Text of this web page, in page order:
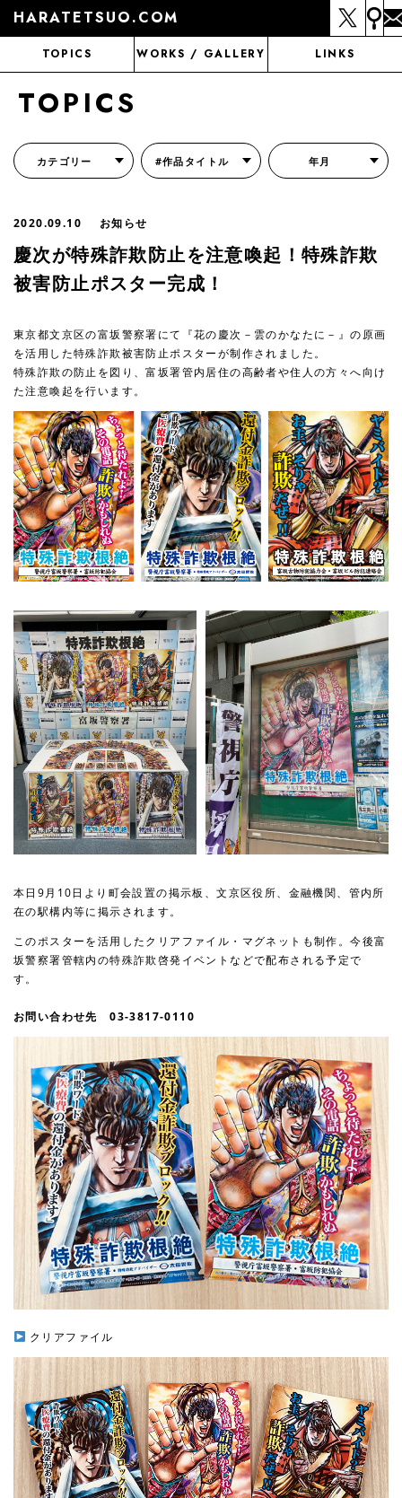
HARATETSUO.COM
TOPICS WORKS / GALLERY LINKS
TOPICS
カテゴリー #作品タイトル 年月
2020.09.10 お知らせ
慶次が特殊詐欺防止を注意喚起！特殊詐欺
被害防止ポスター完成！
東京都文京区の富坂警察署にて『花の慶次－雲のかなたに－』の原画
を活用した特殊詐欺被害防止ポスターが制作されました。
特殊詐欺の防止を図り、富坂署管内居住の高齢者や住人の方々へ向け
た注意喚起を行います。
本日9月10日より町会設置の掲示板、文京区役所、金融機関、管内所
在の駅構内等に掲示されます。
このポスターを活用したクリアファイル・マグネットも制作。今後富
坂警察署管轄内の特殊詐欺啓発イベントなどで配布される予定で
す。
お問い合わせ先 03-3817-0110
クリアファイル